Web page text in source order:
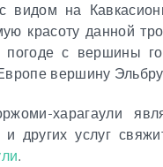
на
красоту данной
с вершины
вершину
харагаули
других услуг
.